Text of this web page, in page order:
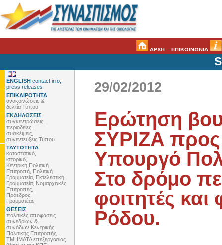
ΑΡΧΗ ΕΠΙΚΟΙΝΩΝΙΑ
ENGLISH contact info,
press releases
ΕΠΙΚΑΙΡΟΤΗΤΑ
ανακοινώσεις &
δελτία Τύπου
ΕΚΔΗΛΩΣΕΙΣ
συγκεντρώσεις,
περιοδείες,
συσκέψεις,
συνεντεύξεις Τύπου
ΤΑΥΤΟΤΗΤΑ
καταστατικό,
ιστορικό,
Κεντρική Πολιτική
Επιτροπή, Πολιτική
Γραμματεία, Εκτελεστική
Γραμματεία, Νομαρχιακές
Επιτροπές,
Πρόεδρος,
Γραμματέας
ΘΕΣΕΙΣ
πολιτικές αποφάσεις
συνεδρίων &
συνόδων Κεντρικής
Πολιτικής Επιτροπής,
ΤΜΗΜΑΤΑ επεξεργασίας
29/02/2012
Ερώτηση
ΣΥΡΙΖΑ προς
Υπουργό
Στο δρόμο
φοιτητές και
Ρόδου.